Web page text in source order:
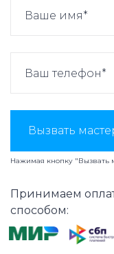
Вызвать
Нажимая кнопку "Вызвать
Принимаем
способом: